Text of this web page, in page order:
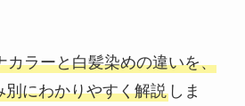
カラーと白髪染めの違いを、
にわかりやすく解説しま